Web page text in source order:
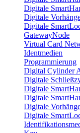
Digitale
Digitale
Digitale
GatewayNode
Virtual Card
Identmedien
Programmierung
Digital Cylinder
Digitale
Digitale
Digitale
Digitale
Digitale